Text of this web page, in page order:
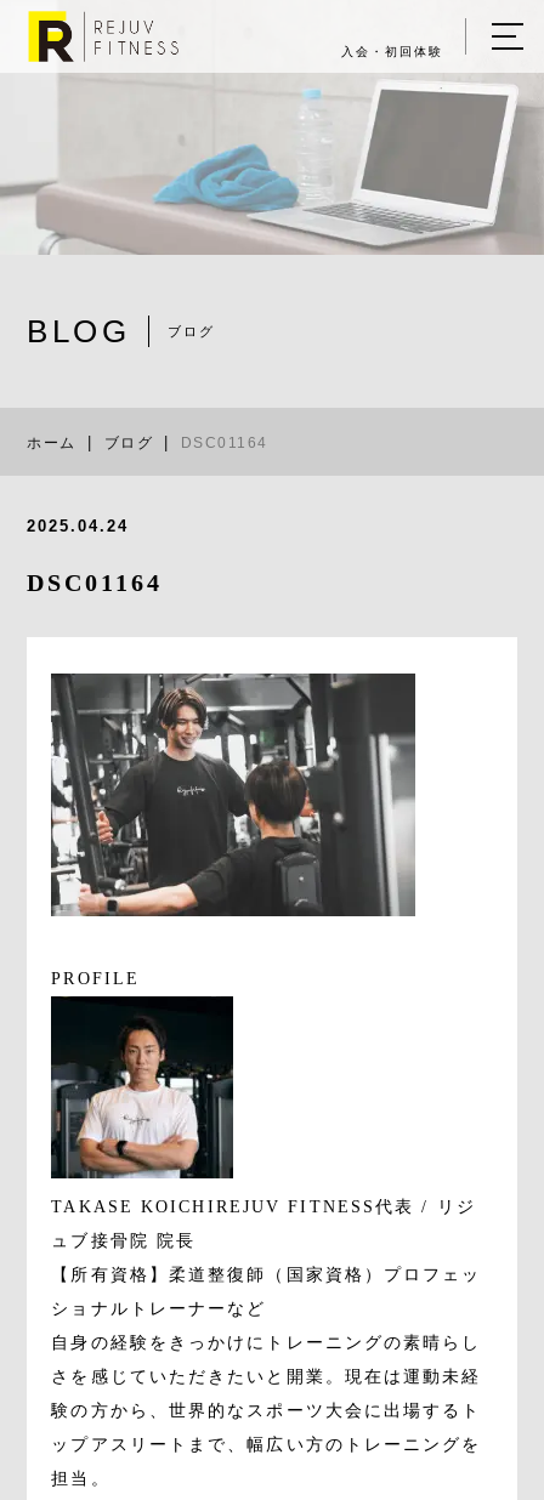
入会・初回体験
BLOG ブログ
ホーム ブログ DSC01164
2025.04.24
DSC01164
PROFILE
TAKASE KOICHI REJUV FITNESS代表 / リジ
ュブ接骨院 院長
【所有資格】柔道整復師（国家資格）プロフェッ
ショナルトレーナーなど
自身の経験をきっかけにトレーニングの素晴らし
さを感じていただきたいと開業。現在は運動未経
験の方から、世界的なスポーツ大会に出場するト
ップアスリートまで、幅広い方のトレーニングを
担当。
ホーム
キャンペーン情報
▼ REJUV FITNESSについて
店舗一覧
058-338-3504
入会・初回体験はこちら